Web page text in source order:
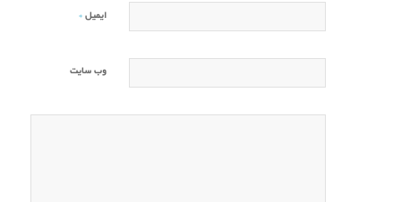
ایمیل *
وب‌ سایت